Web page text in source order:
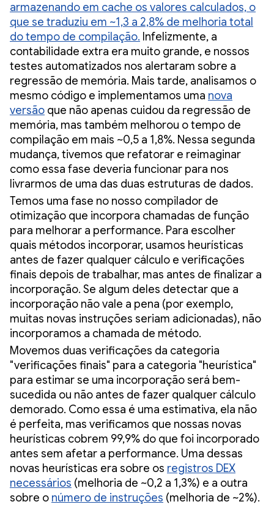
armazenando em cache os valores calculados, o
que se traduziu em ~1,3 a 2,8% de melhoria total
do tempo de compilação. Infelizmente, a
contabilidade extra era muito grande, e nossos
testes automatizados nos alertaram sobre a
regressão de memória. Mais tarde, analisamos o
mesmo código e implementamos uma nova
versão que não apenas cuidou da regressão de
memória, mas também melhorou o tempo de
compilação em mais ~0,5 a 1,8%. Nessa segunda
mudança, tivemos que refatorar e reimaginar
como essa fase deveria funcionar para nos
livrarmos de uma das duas estruturas de dados.
Temos uma fase no nosso compilador de
otimização que incorpora chamadas de função
para melhorar a performance. Para escolher
quais métodos incorporar, usamos heurísticas
antes de fazer qualquer cálculo e verificações
finais depois de trabalhar, mas antes de finalizar a
incorporação. Se algum deles detectar que a
incorporação não vale a pena (por exemplo,
muitas novas instruções seriam adicionadas), não
incorporamos a chamada de método.
Movemos duas verificações da categoria
"verificações finais" para a categoria "heurística"
para estimar se uma incorporação será bem-
sucedida ou não antes de fazer qualquer cálculo
demorado. Como essa é uma estimativa, ela não
é perfeita, mas verificamos que nossas novas
heurísticas cobrem 99,9% do que foi incorporado
antes sem afetar a performance. Uma dessas
novas heurísticas era sobre os registros DEX
necessários (melhoria de ~0,2 a 1,3%) e a outra
sobre o número de instruções (melhoria de ~2%).